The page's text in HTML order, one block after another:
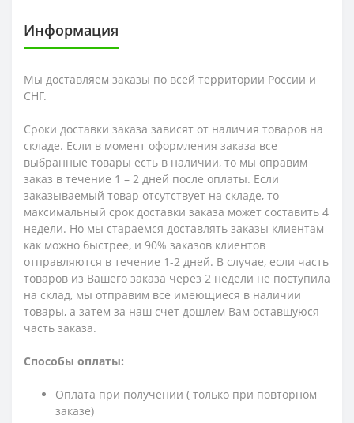
Информация
Мы доставляем заказы по всей территории России и
СНГ.
Сроки доставки заказа зависят от наличия товаров на
складе. Если в момент оформления заказа все
выбранные товары есть в наличии, то мы оправим
заказ в течение 1 – 2 дней после оплаты. Если
заказываемый товар отсутствует на складе, то
максимальный срок доставки заказа может составить 4
недели. Но мы стараемся доставлять заказы клиентам
как можно быстрее, и 90% заказов клиентов
отправляются в течение 1-2 дней. В случае, если часть
товаров из Вашего заказа через 2 недели не поступила
на склад, мы отправим все имеющиеся в наличии
товары, а затем за наш счет дошлем Вам оставшуюся
часть заказа.
Способы оплаты:
Оплата при получении ( только при повторном
заказе)